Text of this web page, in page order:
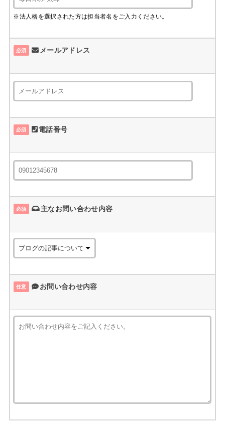
※法人格を選択された方は担当者名をご入力ください。
必須 メールアドレス
必須 電話番号
必須 主なお問い合わせ内容
任意 お問い合わせ内容